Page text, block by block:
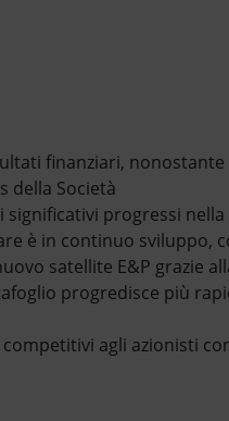
finanziari,
della Società
progressi
è in continuo sviluppo,
satellite E&P grazie
progredisce più
agli azionisti